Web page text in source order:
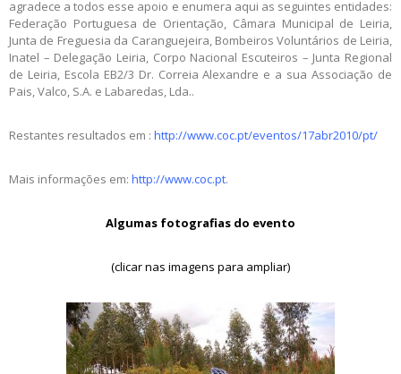
agradece a todos esse apoio e enumera aqui as seguintes entidades:
Federação Portuguesa de Orientação, Câmara Municipal de Leiria,
Junta de Freguesia da Caranguejeira, Bombeiros Voluntários de Leiria,
Inatel – Delegação Leiria, Corpo Nacional Escuteiros – Junta Regional
de Leiria, Escola EB2/3 Dr. Correia Alexandre e a sua Associação de
Pais, Valco, S.A. e Labaredas, Lda..
Restantes resultados em : http://www.coc.pt/eventos/17abr2010/pt/
Mais informações em: http://www.coc.pt.
Algumas fotografias do evento
(clicar nas imagens para ampliar)